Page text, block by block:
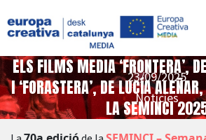
Notícies
ELS FILMS MEDIA ‘FRONTERA’,
I ‘FORASTERA’, DE LUCÍA
LA SEMINCI
23/09/2025